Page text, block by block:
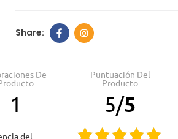
De
1
Puntuación Del
Producto
5/5